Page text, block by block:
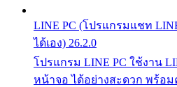
LINE PC (โปรแกรมแชท
ได้เอง) 26.2.0
โปรแกรม LINE PC ใช้งาน
หน้าจอ ได้อย่างสะดวก พร้อม